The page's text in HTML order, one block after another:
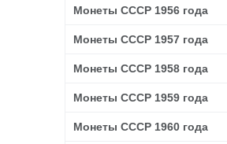
Монеты СССР 1956 года
Монеты СССР 1957 года
Монеты СССР 1958 года
Монеты СССР 1959 года
Монеты СССР 1960 года